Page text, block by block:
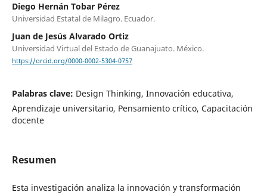
Diego Hernán Tobar Pérez
Universidad Estatal de Milagro. Ecuador.
Juan de Jesús Alvarado Ortiz
Universidad Virtual del Estado de Guanajuato. México.
https://orcid.org/0000-0002-5304-0757
Palabras clave: Design Thinking, Innovación educativa,
Aprendizaje universitario, Pensamiento crítico, Capacitación
docente
Resumen
Esta investigación analiza la innovación y transformación